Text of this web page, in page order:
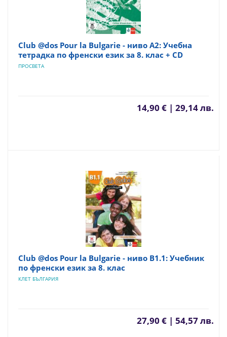
Club @dos Pour la Bulgarie - ниво A2: Учебна
тетрадка по френски език за 8. клас + CD
ПРОСВЕТА
14,90 € | 29,14 лв.
Club @dos Pour la Bulgarie - ниво B1.1: Учебник
по френски език за 8. клас
КЛЕТ БЪЛГАРИЯ
27,90 € | 54,57 лв.